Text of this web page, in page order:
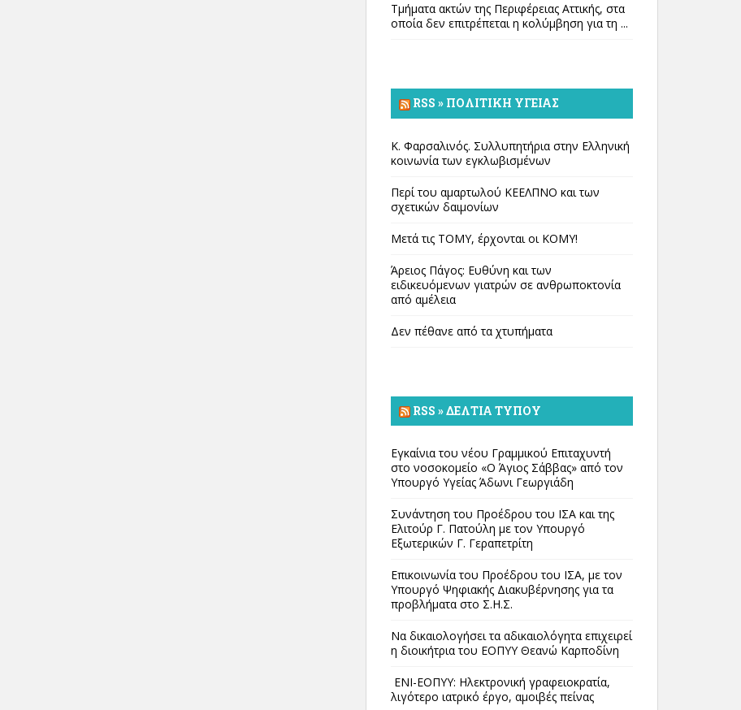
Τμήματα ακτών της Περιφέρειας Αττικής, στα
οποία δεν επιτρέπεται η κολύμβηση για τη ...
RSS » ΠΟΛΙΤΙΚΉ ΥΓΕΊΑΣ
Κ. Φαρσαλινός. Συλλυπητήρια στην Ελληνική
κοινωνία των εγκλωβισμένων
Περί του αμαρτωλού ΚΕΕΛΠΝΟ και των
σχετικών δαιμονίων
Μετά τις ΤΟΜΥ, έρχονται οι ΚΟΜΥ!
Άρειος Πάγος: Ευθύνη και των
ειδικευόμενων γιατρών σε ανθρωποκτονία
από αμέλεια
Δεν πέθανε από τα χτυπήματα
RSS » ΔΕΛΤΊΑ ΤΎΠΟΥ
Εγκαίνια του νέου Γραμμικού Επιταχυντή
στο νοσοκομείο «Ο Άγιος Σάββας» από τον
Υπουργό Υγείας Άδωνι Γεωργιάδη
Συνάντηση του Προέδρου του ΙΣΑ και της
Ελιτούρ Γ. Πατούλη με τον Υπουργό
Εξωτερικών Γ. Γεραπετρίτη
Επικοινωνία του Προέδρου του ΙΣΑ, με τον
Υπουργό Ψηφιακής Διακυβέρνησης για τα
προβλήματα στο Σ.Η.Σ.
Να δικαιολογήσει τα αδικαιολόγητα επιχειρεί
η διοικήτρια του ΕΟΠΥΥ Θεανώ Καρποδίνη
ΕΝΙ-ΕΟΠΥΥ: Ηλεκτρονική γραφειοκρατία,
λιγότερο ιατρικό έργο, αμοιβές πείνας